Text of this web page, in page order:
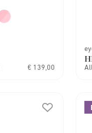
€ 139,00